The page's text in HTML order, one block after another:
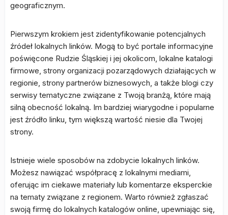
geograficznym.
Pierwszym krokiem jest zidentyfikowanie potencjalnych
źródeł lokalnych linków. Mogą to być portale informacyjne
poświęcone Rudzie Śląskiej i jej okolicom, lokalne katalogi
firmowe, strony organizacji pozarządowych działających w
regionie, strony partnerów biznesowych, a także blogi czy
serwisy tematyczne związane z Twoją branżą, które mają
silną obecność lokalną. Im bardziej wiarygodne i popularne
jest źródło linku, tym większą wartość niesie dla Twojej
strony.
Istnieje wiele sposobów na zdobycie lokalnych linków.
Możesz nawiązać współpracę z lokalnymi mediami,
oferując im ciekawe materiały lub komentarze eksperckie
na tematy związane z regionem. Warto również zgłaszać
swoją firmę do lokalnych katalogów online, upewniając się,